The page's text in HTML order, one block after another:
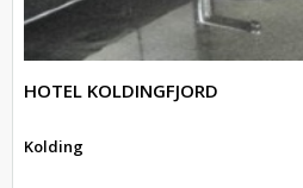
HOTEL KOLDINGFJORD
Kolding